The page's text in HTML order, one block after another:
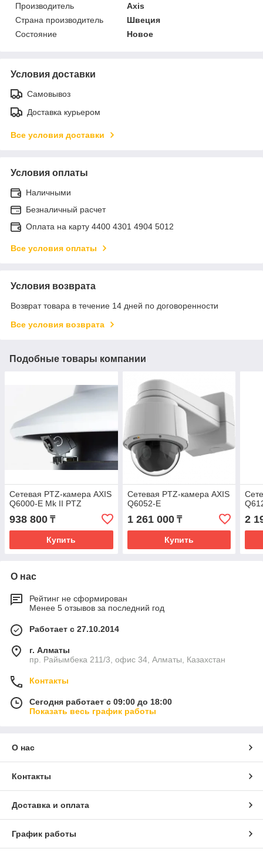
Производитель
Axis
Страна производитель
Швеция
Состояние
Новое
Условия доставки
Самовывоз
Доставка курьером
Все условия доставки
Условия оплаты
Наличными
Безналичный расчет
Оплата на карту 4400 4301 4904 5012
Все условия оплаты
Условия возврата
Возврат товара в течение 14 дней по договоренности
Все условия возврата
Подобные товары компании
Сетевая PTZ-камера AXIS
Q6000-E Mk II PTZ
938 800 ₸
Купить
Сетевая PTZ-камера AXIS
Q6052-E
1 261 000₸
Купить
2
О нас
Рейтинг не сформирован
Менее 5 отзывов за последний год
Работает с 27.10.2014
г. Алматы
пр. Райымбека 211/3, офис 34, Алматы, Казахстан
Контакты
Сегодня работает с 09:00 до 18:00
Показать весь график работы
О нас
Контакты
Доставка и оплата
График работы